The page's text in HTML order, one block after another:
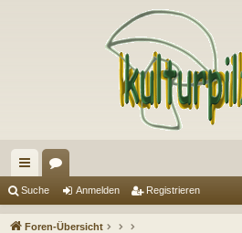
ch
ne en
Suche Anmelden Registrieren
Foren-Übersicht